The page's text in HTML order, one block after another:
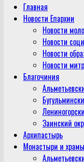
Главная
Новости Епархии
Новости
Новости
Новости
Новости
Благочиния
Заинский
Архипастырь
Монастыри и храмы